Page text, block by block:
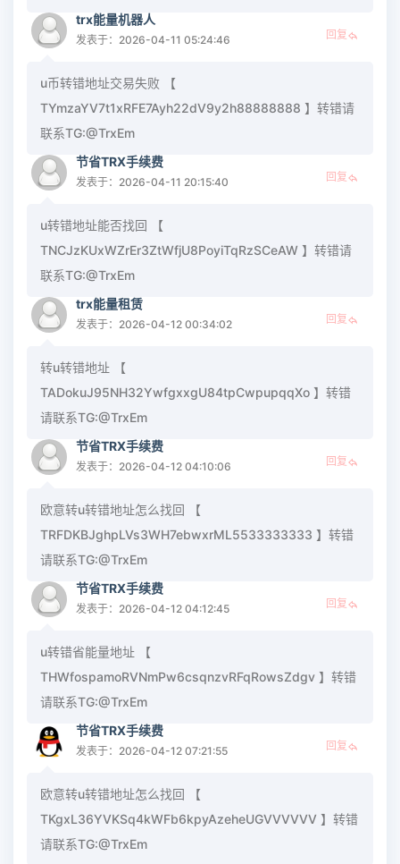
trx能量机器人
发表于：2026-04-11 05:24:46 回复
u币转错地址交易失败 【
TYmzaYV7t1xRFE7Ayh22dV9y2h88888888 】转错请
联系TG:@TrxEm
节省TRX手续费
发表于：2026-04-11 20:15:40 回复
u转错地址能否找回 【
TNCJzKUxWZrEr3ZtWfjU8PoyiTqRzSCeAW 】转错请
联系TG:@TrxEm
trx能量租赁
发表于：2026-04-12 00:34:02 回复
转u转错地址 【
TADokuJ95NH32YwfgxxgU84tpCwpupqqXo 】转错
请联系TG:@TrxEm
节省TRX手续费
发表于：2026-04-12 04:10:06 回复
欧意转u转错地址怎么找回 【
TRFDKBJghpLVs3WH7ebwxrML5533333333 】转错
请联系TG:@TrxEm
节省TRX手续费
发表于：2026-04-12 04:12:45 回复
u转错省能量地址 【
THWfospamoRVNmPw6csqnzvRFqRowsZdgv 】转错
请联系TG:@TrxEm
节省TRX手续费
发表于：2026-04-12 07:21:55 回复
欧意转u转错地址怎么找回 【
TKgxL36YVKSq4kWFb6kpyAzeheUGVVVVVV 】转错
请联系TG:@TrxEm